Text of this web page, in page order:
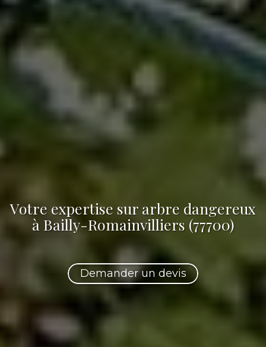
Votre expertise sur arbre dangereux
à Bailly-Romainvilliers (77700)
Demander un devis